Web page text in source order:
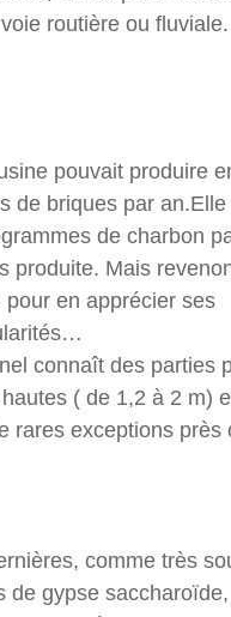
routière ou fluviale.
pouvait produire
de briques par
de charbon
produite. Mais
pour en apprécier ses
connaît des parties
( de 1,2 à 2 m)
exceptions
comme très
de gypse